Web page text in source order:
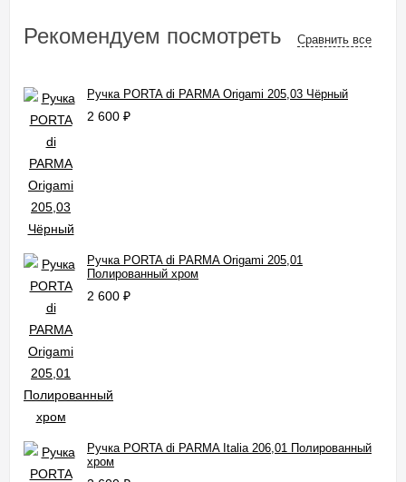
Рекомендуем посмотреть Сравнить все
Ручка PORTA di PARMA Origami 205,03 Чёрный
2 600 ₽
Ручка PORTA di PARMA Origami 205,01
Полированный хром
2 600 ₽
Ручка PORTA di PARMA Italia 206,01 Полированный
хром